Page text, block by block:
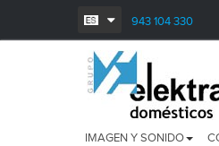
943 104 330
IMAGEN Y SONIDO